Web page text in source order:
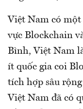
Việt Nam có
vực Blockchain
Bình, Việt Nam
ít quốc gia coi
tích hợp sâu
Việt Nam đã có